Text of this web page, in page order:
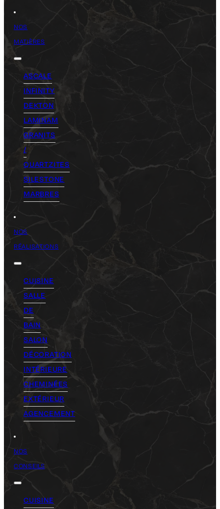
NOS
MATIÈRES
ASCALE
INFINITY
DEKTON
LAMINAM
GRANITS
/
QUARTZITES
SILESTONE
MARBRES
NOS
RÉALISATIONS
CUISINE
SALLE
DE
BAIN
SALON
DÉCORATION
INTÉRIEURE
CHEMINÉES
EXTÉRIEUR
AGENCEMENT
NOS
CONSEILS
CUISINE